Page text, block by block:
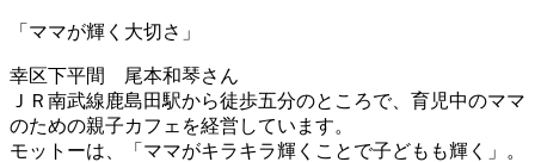
「ママが輝く大切さ」
幸区下平間 尾本和琴さん
ＪＲ南武線鹿島田駅から徒歩五分のところで、育児中のママ
のための親子カフェを経営しています。
モットーは、「ママがキラキラ輝くことで子どもも輝く」。